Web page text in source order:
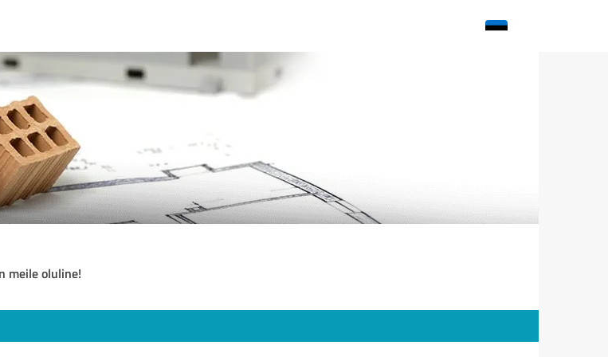
meile oluline!